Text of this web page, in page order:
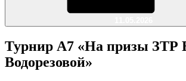
Турнир А7 «На призы ЗТР
Водорезовой»